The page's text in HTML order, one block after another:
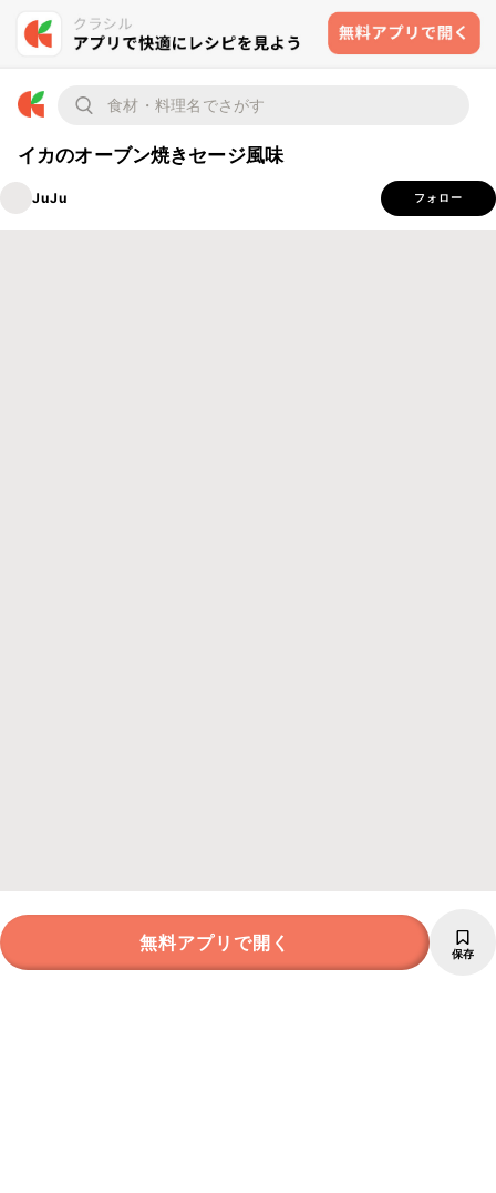
イカのオーブン焼きセージ風味
JuJu フォロー
無料アプリで開く 保存